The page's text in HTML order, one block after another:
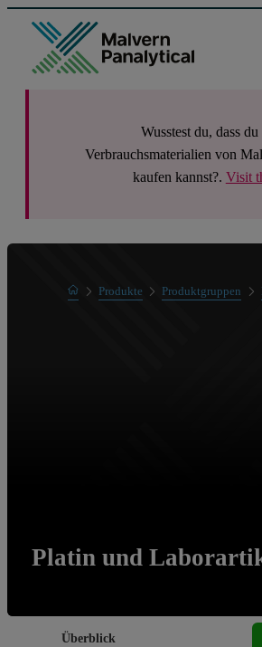
Wusstest du, dass
Verbrauchsmaterialien von
kaufen kannst?. Visit
HomeProdukte Produktgruppen
Platin und
Überblick